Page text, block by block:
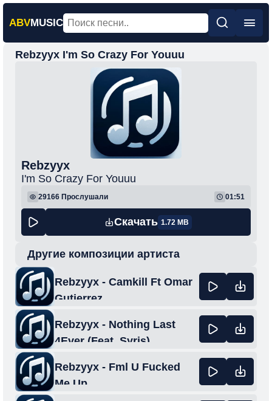
ABVMUSIC
Главная
Шансон
Rebzyyx I'm So Crazy For Youuu
Rebzyyx
I'm So Crazy For Youuu
29166 Прослушали 01:51
Скачать 1.72 MB
Другие композиции артиста
Rebzyyx - Camkill Ft Omar
Gutierrez
Rebzyyx - Nothing Last
4Ever (Feat. Syris)
Rebzyyx - Fml U Fucked
Me Up